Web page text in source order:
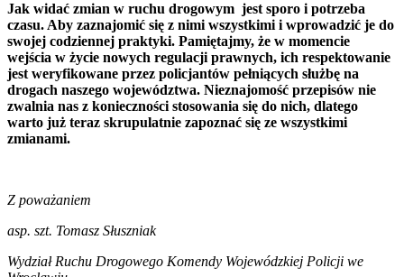
Jak widać zmian w ruchu drogowym jest sporo i potrzeba
czasu. Aby zaznajomić się z nimi wszystkimi i wprowadzić je do
swojej codziennej praktyki. Pamiętajmy, że w momencie
wejścia w życie nowych regulacji prawnych, ich respektowanie
jest weryfikowane przez policjantów pełniących służbę na
drogach naszego województwa. Nieznajomość przepisów nie
zwalnia nas z konieczności stosowania się do nich, dlatego
warto już teraz skrupulatnie zapoznać się ze wszystkimi
zmianami.
Z poważaniem
asp. szt. Tomasz Słuszniak
Wydział Ruchu Drogowego Komendy Wojewódzkiej Policji we